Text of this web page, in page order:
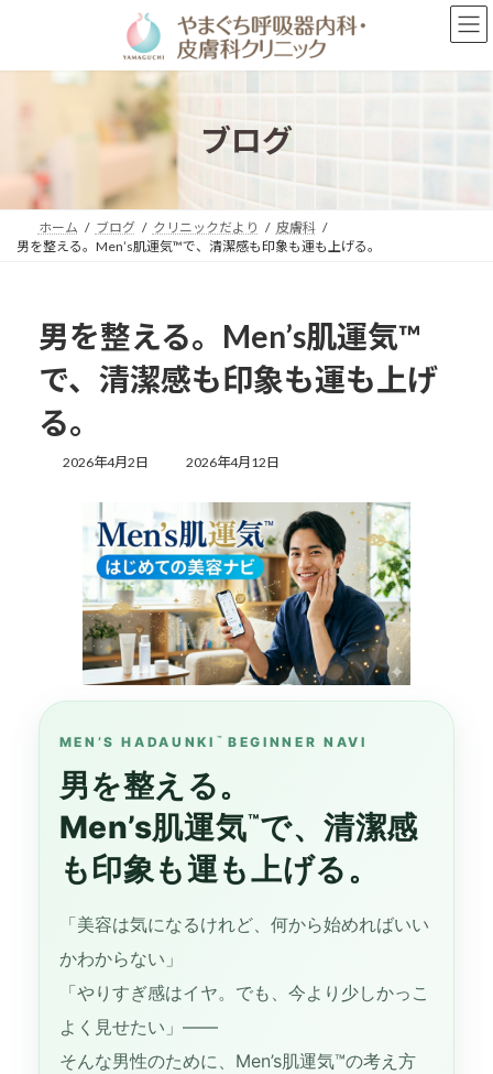
ン
プ
ー
動
ブログ
ホーム ブログ クリニックだより
皮膚科
男を整える。Men’s肌運気™で、清潔感も印象も運も上げる。
男を整える。Men’s肌運気™
で、清潔感も印象も運も上げ
る。
2026年4月2日
最
新
日
時
:
2026年4月12日
MEN’S HADAUNKI ™BEGINNER NAVI
男を整える。
Men’s肌運気™で、清潔感
も印象も運も上げる。
「美容は気になるけれど、何から始めればいい
かわからない」
「やりすぎ感はイヤ。でも、今より少しかっこ
よく見せたい」――
そんな男性のために、Men’s肌運気™の考え方